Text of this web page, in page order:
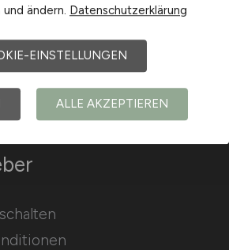
& Vielfalt
ändern. Datenschutzerklärung
EINSTELLUNGEN
ALLE AKZEPTIEREN